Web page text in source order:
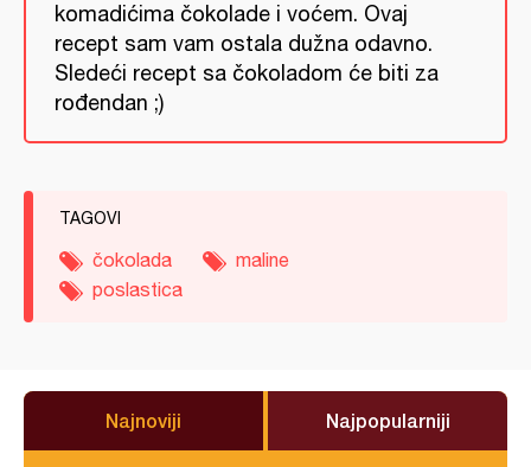
komadićima čokolade i voćem. Ovaj
recept sam vam ostala dužna odavno.
Sledeći recept sa čokoladom će biti za
rođendan ;)
TAGOVI
čokolada
maline
poslastica
Najnoviji Najpopularniji